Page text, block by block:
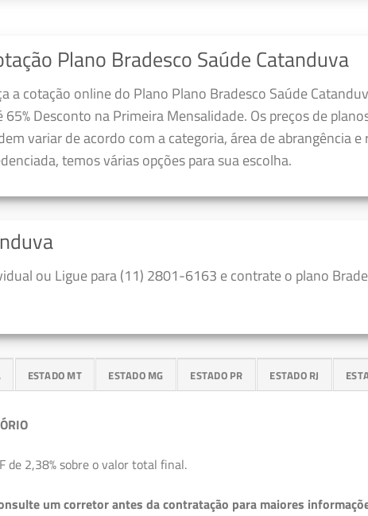
Plano Bradesco Saúde Catanduva
a cotação online do Plano Plano Bradesco Saúde
65% Desconto na Primeira Mensalidade. Os preços de
variar de acordo com a categoria, área de abrangência e
temos várias opções para sua escolha.
ou Ligue para (11) 2801-6163 e contrate o plano
ESTADO MT ESTADO MG ESTADO PR ESTADO RJ
de 2,38% sobre o valor total final.
um corretor antes da contratação para maiores